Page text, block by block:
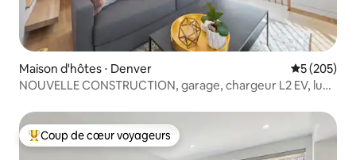
Maison d'hôtes ⋅ Denver Évaluation
5 (205)
NOUVELLE CONSTRUCTION, garage, chargeur L2 EV, luxe
Coups de cœur voyageurs les plus appréciés
Coup de cœur voyageurs